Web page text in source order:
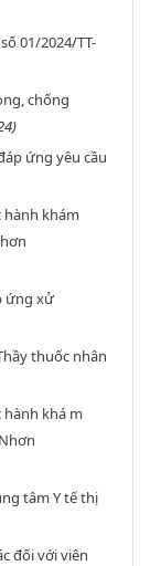
01/2024/TT-
chống
ứng yêu cầu
khám
ứng xử
thuốc nhân
khá m
tâm Y tế thị
đối với viên